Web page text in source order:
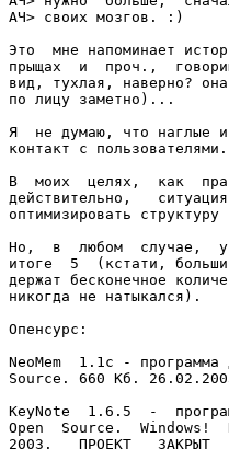
АЧ> своих мозгов. :)
Это  мне напоминает
прыщах  и  проч.,
вид, тухлая, наверно?
по лицу заметно)...
Я  не думаю, что наглые и
контакт с пользователями.
В  моих  целях,  как
действительно,
оптимизировать структуру
Но,  в  любом  случае,
итоге  5  (кстати,
держат бесконечное
никогда не натыкался).
Опенсурс:
NeoMem  1.1c - программа
Source. 660 Кб.
KeyNote  1.6.5  -
Open  Source.  Windows!